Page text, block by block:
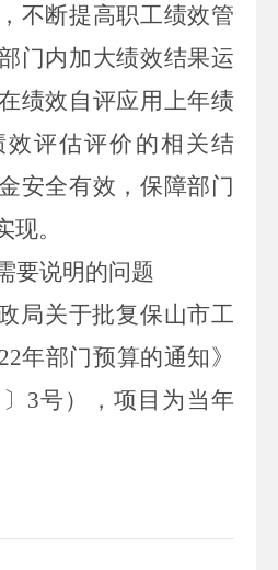
不断提高职工绩效管
门内加大绩效结果运
绩效自评应用上年绩
评估评价的相关结
安全有效，保障部门
。
要说明的问题
局关于批复保山市工
年部门预算的通知》
〕 3号），项目为当年